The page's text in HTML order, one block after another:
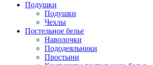
Подушки
Подушки
Чехлы
Постельное белье
Наволочки
Пододеяльники
Простыни